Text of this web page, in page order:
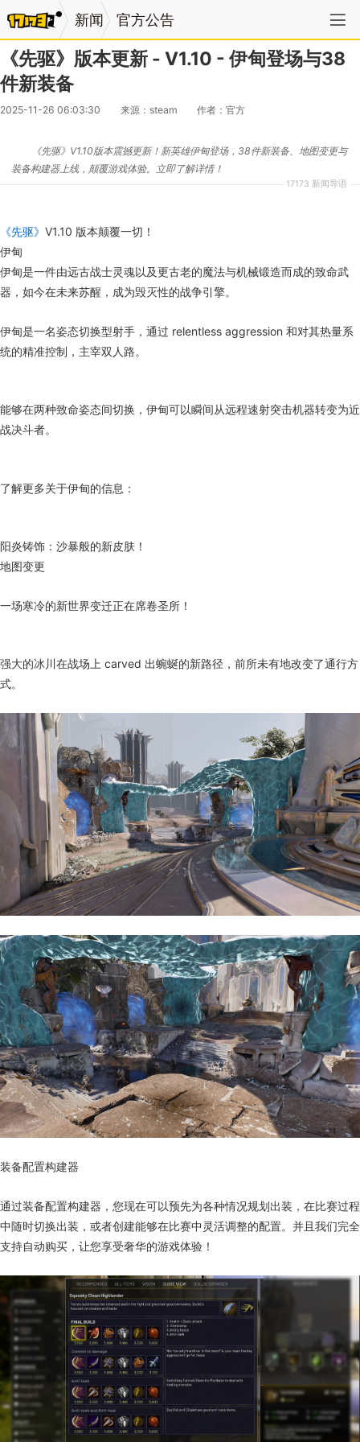
新闻 官方公告
《先驱》版本更新 - V1.10 - 伊甸登场与38
件新装备
2025-11-26 06:03:30 来源：steam 作者：官方
17173 新闻导语
《先驱》V1.10版本震撼更新！新英雄伊甸登场，38件新装备、地图变更与
装备构建器上线，颠覆游戏体验。立即了解详情！
《先驱》 V1.10 版本颠覆一切！
伊甸
伊甸是一件由远古战士灵魂以及更古老的魔法与机械锻造而成的致命武
器，如今在未来苏醒，成为毁灭性的战争引擎。
伊甸是一名姿态切换型射手，通过 relentless aggression 和对其热量系
统的精准控制，主宰双人路。
能够在两种致命姿态间切换，伊甸可以瞬间从远程速射突击机器转变为近
战决斗者。
了解更多关于伊甸的信息：
阳炎铸饰：沙暴般的新皮肤！
地图变更
一场寒冷的新世界变迁正在席卷圣所！
强大的冰川在战场上 carved 出蜿蜒的新路径，前所未有地改变了通行方
式。
装备配置构建器
通过装备配置构建器，您现在可以预先为各种情况规划出装，在比赛过程
中随时切换出装，或者创建能够在比赛中灵活调整的配置。并且我们完全
支持自动购买，让您享受奢华的游戏体验！